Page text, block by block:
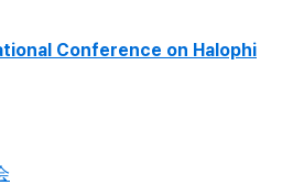
Conference on Halophi